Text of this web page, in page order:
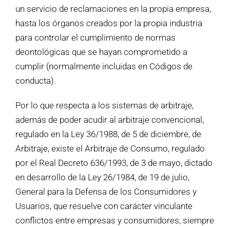
un servicio de reclamaciones en la propia empresa,
hasta los órganos creados por la propia industria
para controlar el cumplimiento de normas
deontológicas que se hayan comprometido a
cumplir (normalmente incluidas en Códigos de
conducta).
Por lo que respecta a los sistemas de arbitraje,
además de poder acudir al arbitraje convencional,
regulado en la Ley 36/1988, de 5 de diciembre, de
Arbitraje, existe el Arbitraje de Consumo, regulado
por el Real Decreto 636/1993, de 3 de mayo, dictado
en desarrollo de la Ley 26/1984, de 19 de julio,
General para la Defensa de los Consumidores y
Usuarios, que resuelve con carácter vinculante
conflictos entre empresas y consumidores, siempre